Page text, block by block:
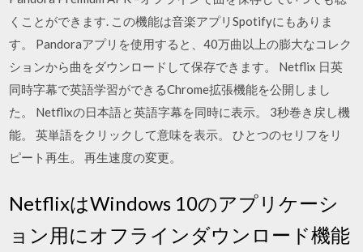
くことができます. この機能は音楽アプリSpotifyにもありま
す。 Pandoraアプリを使用すると、40万曲以上の膨大なコレク
ションから曲をダウンロードして保存できます。 Netflix 日英
同時字幕で英語学習ができるChrome拡張機能を公開しまし
た。 Netflixの日本語と英語字幕を同時に表示。 3秒巻き戻し機
能。 英単語をクリックして意味を表示。 ひとつのセリフをリ
ピート再生。 再生速度の変更。
NetflixはWindows 10のアプリケーシ
ョン用にオフラインダウンロード機能